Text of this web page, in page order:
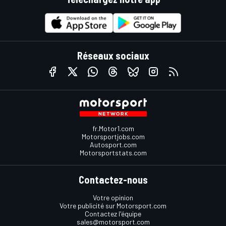
Réseaux sociaux
fr.Motor1.com
Motorsportjobs.com
Autosport.com
Motorsportstats.com
Contactez-nous
Votre opinion
Votre publicité sur Motorsport.com
Contactez l'équipe
sales@motorsport.com